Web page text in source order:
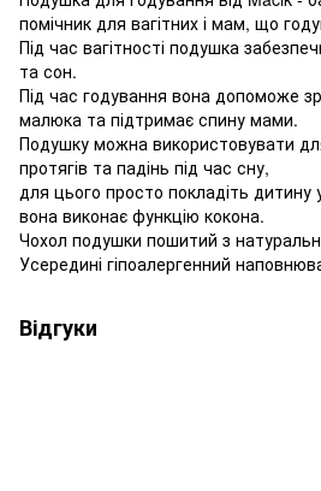
помічник для вагітних і мам, що
Під час вагітності подушка
та сон.
Під час годування вона допоможе
малюка та підтримає спину мами.
Подушку можна використовувати
протягів та падінь під час сну,
для цього просто покладіть
вона виконає функцію кокона.
Чохол подушки пошитий з
Усередині гіпоалергенний
Відгуки